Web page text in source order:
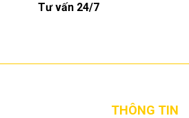
Tư vấn 24/7
THÔNG TIN